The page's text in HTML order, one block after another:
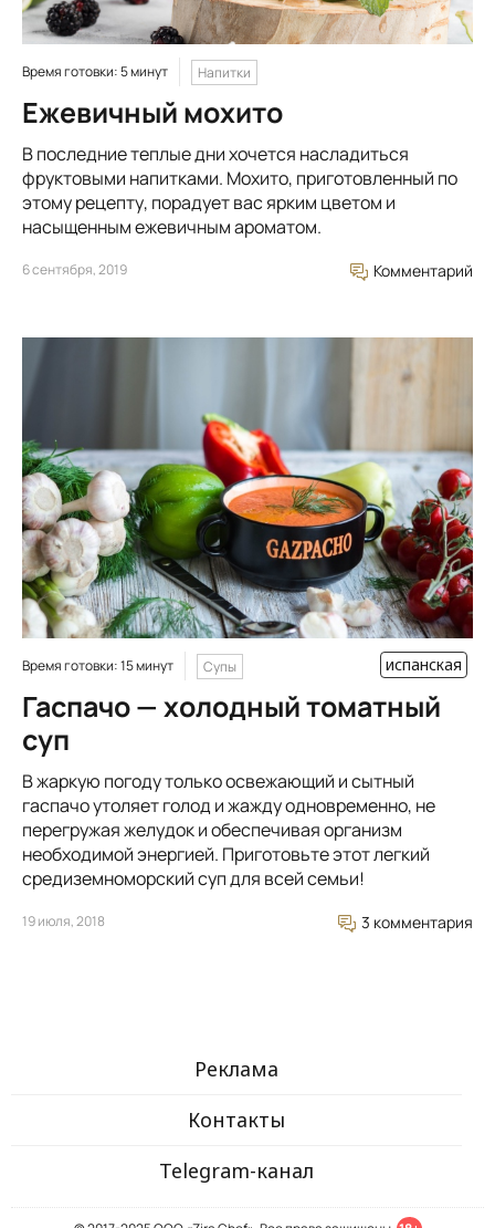
Время готовки: 5 минут Напитки
Ежевичный мохито
В последние теплые дни хочется насладиться
фруктовыми напитками. Мохито, приготовленный по
этому рецепту, порадует вас ярким цветом и
насыщенным ежевичным ароматом.
6 сентября, 2019 Комментарий
Время готовки: 15 минут Супы испанская
Гаспачо — холодный томатный
суп
В жаркую погоду только освежающий и сытный
гаспачо утоляет голод и жажду одновременно, не
перегружая желудок и обеспечивая организм
необходимой энергией. Приготовьте этот легкий
средиземноморский суп для всей семьи!
19 июля, 2018 3 комментария
Реклама
Контакты
Telegram-канал